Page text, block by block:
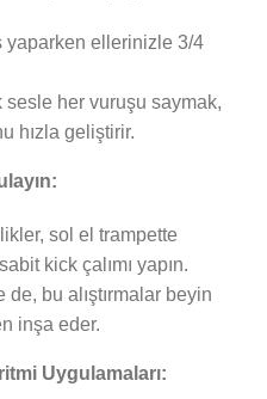
yaparken ellerinizle 3/4
sesle her vuruşu saymak,
hızla geliştirir.
sol el trampette
kick çalımı yapın.
bu alıştırmalar beyin
inşa eder.
Uygulamaları: